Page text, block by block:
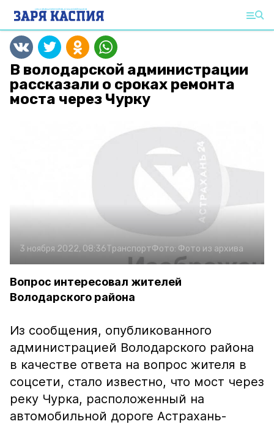
В володарской администрации
рассказали о сроках ремонта
моста через Чурку
3 ноября 2022, 08:36ТранспортФото: Фото из архива
Вопрос интересовал жителей
Володарского района
Из сообщения, опубликованного
администрацией Володарского района
в качестве ответа на вопрос жителя в
соцсети, стало известно, что мост через
реку Чурка, расположенный на
автомобильной дороге Астрахань-